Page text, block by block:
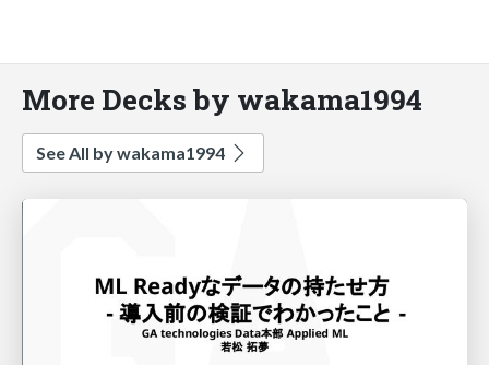
More Decks by wakama1994
See All by wakama1994